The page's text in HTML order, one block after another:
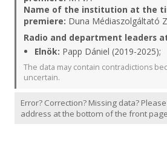
Name of the institution at the
premiere: Duna Médiaszolgáltató
Radio and department leaders
Elnök: Papp Dániel (2019-2025);
The data may contain contradictions
uncertain.
Error? Correction? Missing data?
address at the bottom of the front